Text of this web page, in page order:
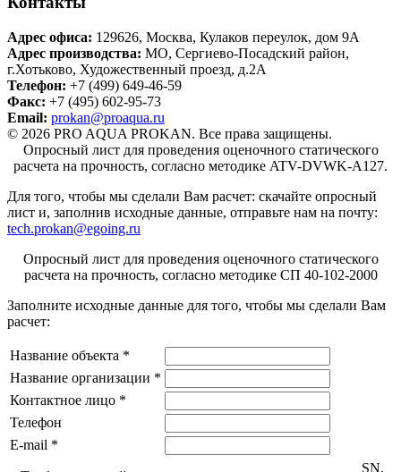
Адрес офиса: 129626, Москва, Кулаков переулок, дом 9А
Адрес производства: МО, Сергиево-Посадский район,
г.Хотьково, Художественный проезд, д.2А
Телефон: +7 (499) 649-46-59
Факс: +7 (495) 602-95-73
Email: prokan@proaqua.ru
© 2026 PRO AQUA PROKAN. Все права защищены.
Опросный лист для проведения оценочного статического
расчета на прочность, согласно методике ATV-DVWK-A127.
Для того, чтобы мы сделали Вам расчет: скачайте опросный
лист и, заполнив исходные данные, отправьте нам на почту:
tech.prokan@egoing.ru
Опросный лист для проведения оценочного статического
расчета на прочность, согласно методике СП 40-102-2000
Заполните исходные данные для того, чтобы мы сделали Вам
расчет:
Название объекта *
Название организации *
Контактное лицо *
Телефон
E-mail *
SN,